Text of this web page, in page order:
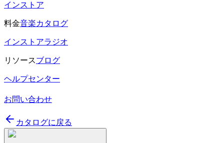
インストア
料金音楽カタログ
インストアラジオ
リソースブログ
ヘルプセンター
お問い合わせ
カタログに戻る